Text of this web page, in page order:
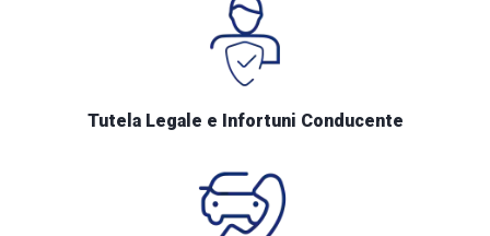
Tutela Legale e Infortuni Conducente